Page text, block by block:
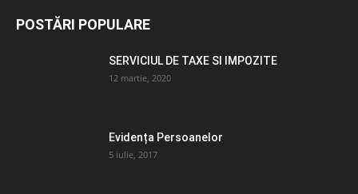
POSTĂRI POPULARE
SERVICIUL DE TAXE SI IMPOZITE
12 martie, 2020
Evidența Persoanelor
5 iulie, 2017